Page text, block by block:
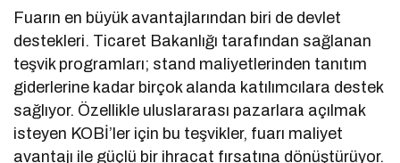
Fuarın en büyük avantajlarından biri de devlet
destekleri. Ticaret Bakanlığı tarafından sağlanan
teşvik programları; stand maliyetlerinden tanıtım
giderlerine kadar birçok alanda katılımcılara destek
sağlıyor. Özellikle uluslararası pazarlara açılmak
isteyen KOBİ’ler için bu teşvikler, fuarı maliyet
avantajı ile güçlü bir ihracat fırsatına dönüştürüyor.